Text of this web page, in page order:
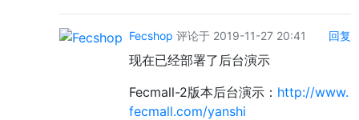
Fecshop 评论于 2019-11-27 20:41 回复
现在已经部署了后台演示
Fecmall-2版本后台演示： http://www.
fecmall.com/yanshi